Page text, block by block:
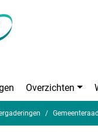
Overzichten